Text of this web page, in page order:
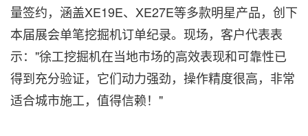
量签约，涵盖XE19E、XE27E等多款明星产品，创下
本届展会单笔挖掘机订单纪录。现场，客户代表表
示："徐工挖掘机在当地市场的高效表现和可靠性已
得到充分验证，它们动力强劲，操作精度很高，非常
适合城市施工，值得信赖！"